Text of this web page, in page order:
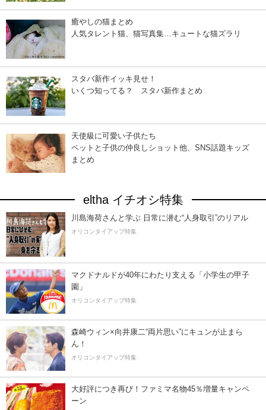
癒やしの猫まとめ
人気タレント猫、猫写真集…キュートな猫ズラリ
スタバ新作イッキ見せ！
いくつ知ってる？ スタバ新作まとめ
天使級に可愛い子供たち
ペットと子供の仲良しショット他、SNS話題キッズ
まとめ
eltha イチオシ特集
川島海荷さんと学ぶ 日常に潜む“人身取引”のリアル
オリコンタイアップ特集
マクドナルドが40年にわたり支える「小学生の甲子
園」
オリコンタイアップ特集
森崎ウィン×向井康二“両片思い”にキュンが止まら
ん！
オリコンタイアップ特集
大好評につき再び！ファミマ名物45％増量キャンペ
ーン